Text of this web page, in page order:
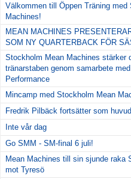
Välkommen till Öppen Träning med
Machines!
MEAN MACHINES
SOM NY QUARTERBACK FÖR
Stockholm Mean Machines stärker
tränarstaben genom samarbete
Performance
Mincamp med Stockholm Mean
Fredrik Pilbäck fortsätter som
Inte vår dag
Go SMM - SM-final 6 juli!
Mean Machines till sin sjunde raka
mot Tyresö